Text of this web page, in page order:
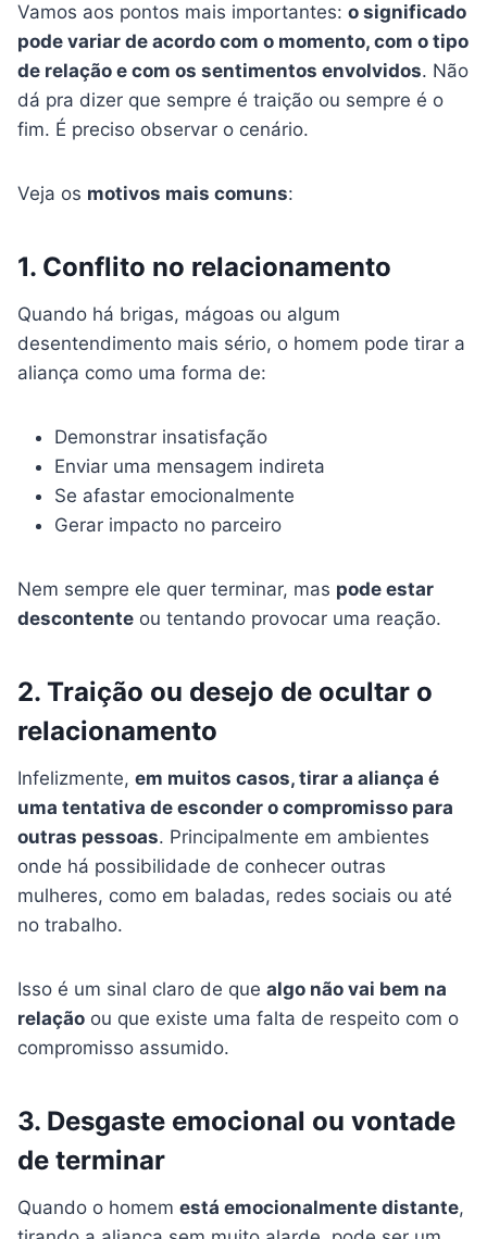
Vamos aos pontos mais importantes: o significado
pode variar de acordo com o momento, com o tipo
de relação e com os sentimentos envolvidos. Não
dá pra dizer que sempre é traição ou sempre é o
fim. É preciso observar o cenário.
Veja os motivos mais comuns:
1. Conflito no relacionamento
Quando há brigas, mágoas ou algum
desentendimento mais sério, o homem pode tirar a
aliança como uma forma de:
Demonstrar insatisfação
Enviar uma mensagem indireta
Se afastar emocionalmente
Gerar impacto no parceiro
Nem sempre ele quer terminar, mas pode estar
descontente ou tentando provocar uma reação.
2. Traição ou desejo de ocultar o
relacionamento
Infelizmente, em muitos casos, tirar a aliança é
uma tentativa de esconder o compromisso para
outras pessoas. Principalmente em ambientes
onde há possibilidade de conhecer outras
mulheres, como em baladas, redes sociais ou até
no trabalho.
Isso é um sinal claro de que algo não vai bem na
relação ou que existe uma falta de respeito com o
compromisso assumido.
3. Desgaste emocional ou vontade
de terminar
Quando o homem está emocionalmente distante,